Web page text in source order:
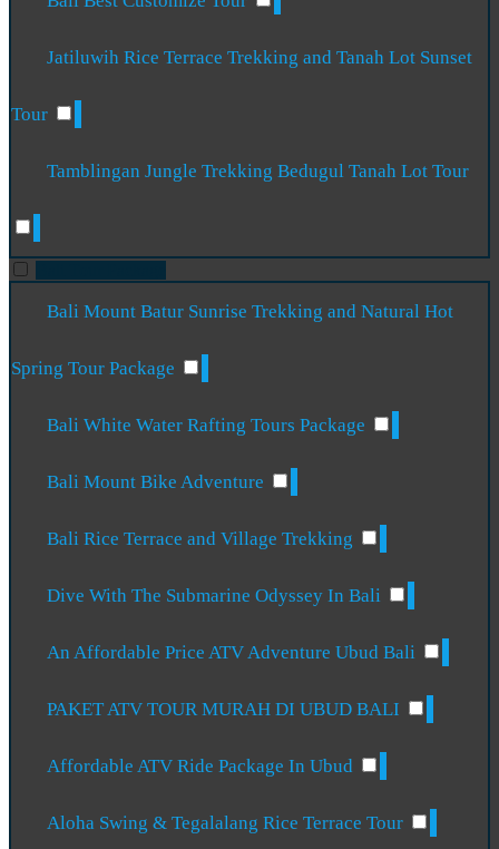
Jatiluwih Rice Terrace Trekking and Tanah Lot Sunset
Tour
Tamblingan Jungle Trekking Bedugul Tanah Lot Tour
Bali Mount Batur Sunrise Trekking and Natural Hot
Spring Tour Package
Bali White Water Rafting Tours Package
Bali Mount Bike Adventure
Bali Rice Terrace and Village Trekking
Dive With The Submarine Odyssey In Bali
An Affordable Price ATV Adventure Ubud Bali
PAKET ATV TOUR MURAH DI UBUD BALI
Affordable ATV Ride Package In Ubud
Aloha Swing & Tegalalang Rice Terrace Tour